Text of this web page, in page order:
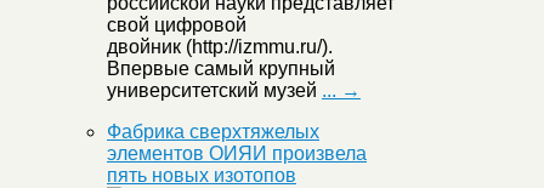
свой цифровой
двойник (http://izmmu.ru/).
Впервые самый крупный
университетский музей ... →
Фабрика сверхтяжелых
элементов ОИЯИ произвела
пять новых изотопов